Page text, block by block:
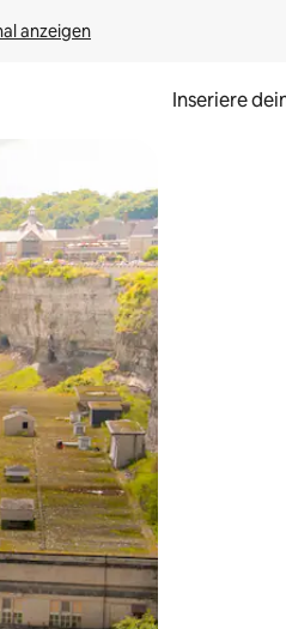
anzeigen
Inseriere
durch Berühren oder Wischgesten.